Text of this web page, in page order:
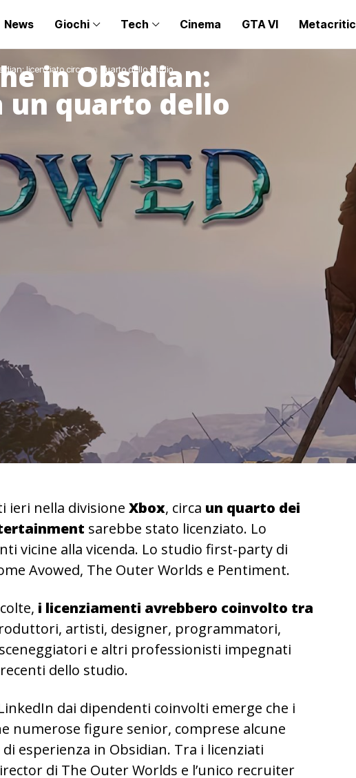
News Giochi Tech Cinema GTA VI Metacritic
licenziato circa un quarto dello studio
in Obsidian:
un quarto dello
ieri nella divisione Xbox, circa un quarto dei
sarebbe stato licenziato. Lo
vicine alla vicenda. Lo studio first-party di
Avowed, The Outer Worlds e Pentiment.
i licenziamenti avrebbero coinvolto tra
artisti, designer, programmatori,
e altri professionisti impegnati
dello studio.
dai dipendenti coinvolti emerge che i
numerose figure senior, comprese alcune
esperienza in Obsidian. Tra i licenziati
di The Outer Worlds e l’unico recruiter